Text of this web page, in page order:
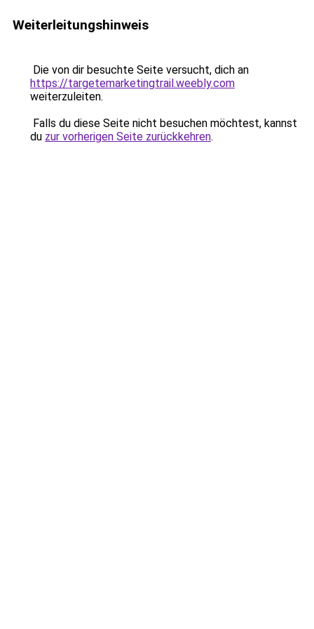
Weiterleitungshinweis
Die von dir besuchte Seite versucht, dich an
https://targetemarketingtrail.weebly.com
weiterzuleiten.
Falls du diese Seite nicht besuchen möchtest, kannst
du zur vorherigen Seite zurückkehren.